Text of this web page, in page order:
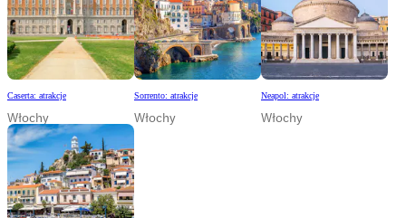
Caserta: atrakcje
Włochy
Sorrento: atrakcje
Włochy
Neapol: atrakcje
Włochy